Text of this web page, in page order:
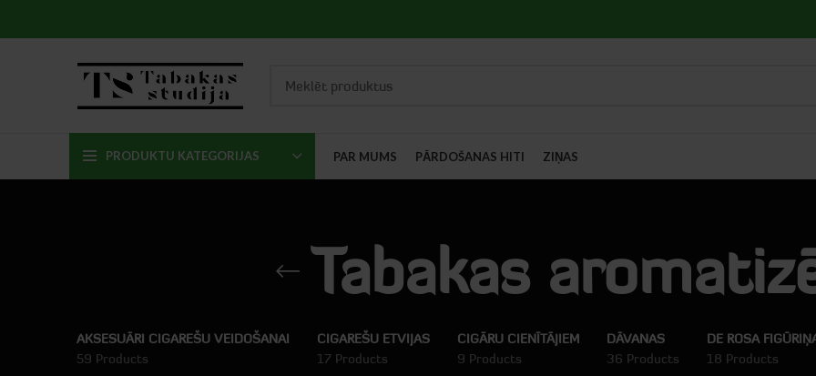
PRODUKTU KATEGORIJAS PAR MUMS PĀRDOŠANAS HITI ZIŅAS
Tabakas
AKSESUĀRI CIGAREŠU VEIDOŠANAI
59 Products
CIGAREŠU ETVIJAS
17 Products
CIGĀRU CIENĪTĀJIEM
9 Products
DĀVANAS
36 Products
DE ROSA
18 Products